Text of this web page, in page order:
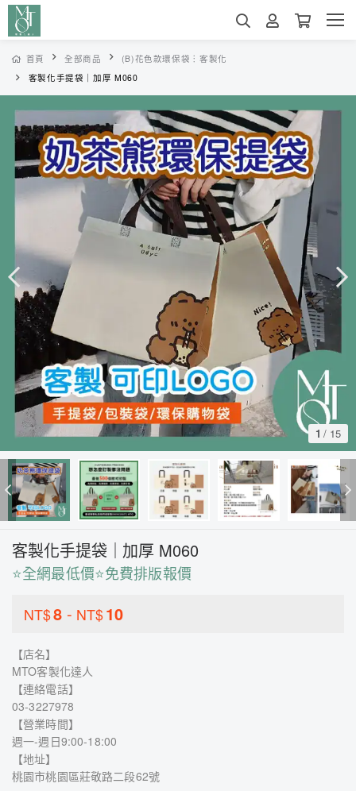
首頁 全部商品
(B)花色款環保袋︙客製化
客製化手提袋｜加厚 M060
1 / 15
客製化手提袋｜加厚 M060
⭐全網最低價⭐免費排版報價
NT$8 - NT$10
【店名】
MTO客製化達人
【連絡電話】
03-3227978
【營業時間】
週一-週日9:00-18:00
【地址】
桃園市桃園區莊敬路二段62號